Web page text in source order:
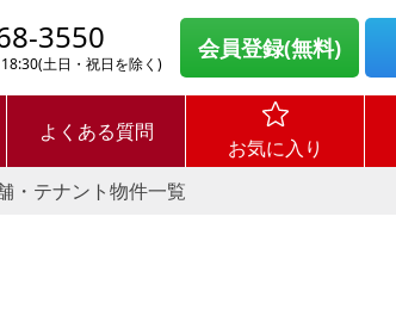
3550
土日・祝日を除く)
会員登録(無料)
よくある質問
お気に入り
・テナント物件一覧